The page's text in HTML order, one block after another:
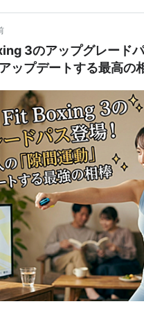
3のアップグレード
ップデートする最高の